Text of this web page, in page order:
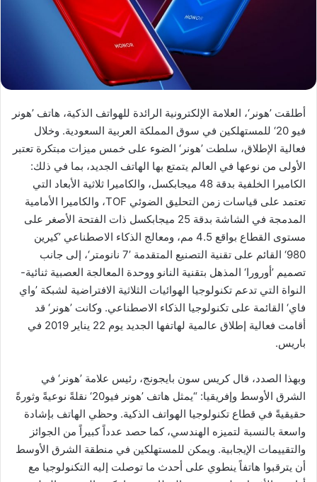
أطلقت ’هونر‘، العلامة الإلكترونية الرائدة للهواتف الذكية، هاتف ’هونر
فيو 20‘ للمستهلكين في سوق المملكة العربية السعودية. وخلال
فعالية الإطلاق، سلطت ’هونر‘ الضوء على خمس ميزات مبتكرة تعتبر
الأولى من نوعها في العالم يتمتع بها الهاتف الجديد، بما في ذلك:
الكاميرا الخلفية بدقة 48 ميجابكسل، والكاميرا ثلاثية الأبعاد التي
تعتمد على قياسات زمن التحليق الضوئي TOF، والكاميرا الأمامية
المدمجة في الشاشة بدقة 25 ميجابكسل ذات الفتحة الأصغر على
مستوى القطاع بواقع 4.5 مم، ومعالج الذكاء الاصطناعي ’كيرين
980‘ القائم على تقنية التصنيع المتقدمة ’7 نانومتر‘، إلى جانب
تصميم ’أورورا‘ المذهل بتقنية النانو ووحدة المعالجة العصبية ثنائية-
النواة التي تدعم تكنولوجيا الهوائيات الثلاثية الافتراضية لشبكة ’واي
فاي‘ القائمة على تكنولوجيا الذكاء الاصطناعي. وكانت ’هونر‘ قد
أقامت فعالية إطلاق عالمية لهاتفها الجديد يوم 22 يناير 2019 في
باريس.
وبهذا الصدد، قال كريس سون بايجونج، رئيس علامة ’هونر‘ في
الشرق الأوسط وإفريقيا: “يمثل هاتف ’هونر فيو20‘ نقلةً نوعيةً وثورةً
حقيقيةً في قطاع تكنولوجيا الهواتف الذكية. وحظي الهاتف بإشادة
واسعة بالنسبة لتميزه الهندسي، كما حصد عدداً كبيراً من الجوائز
والتقييمات الإيجابية. ويمكن للمستهلكين في منطقة الشرق الأوسط
أن يترقبوا هاتفاً ينطوي على أحدث ما توصلت إليه التكنولوجيا مع